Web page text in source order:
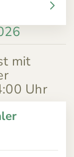
mit
Uhr